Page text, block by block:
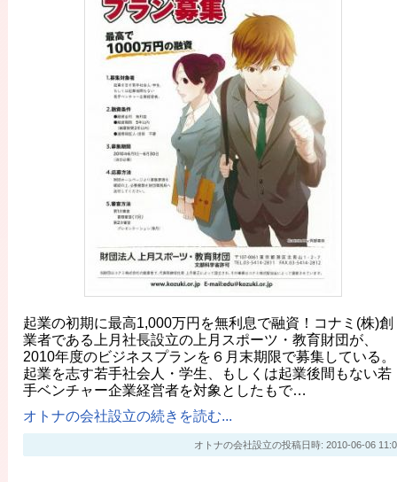
起業の初期に最高1,000万円を無利息で融資！コナミ(株)創
業者である上月社長設立の上月スポーツ・教育財団が、
2010年度のビジネスプランを６月末期限で募集している。
起業を志す若手社会人・学生、もしくは起業後間もない若
手ベンチャー企業経営者を対象としたもで…
オトナの会社設立の続きを読む...
オトナの会社設立の投稿日時: 2010-06-06